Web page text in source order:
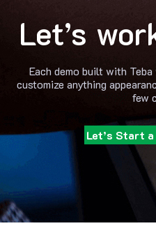
Let’s Start
Let’s
Each demo built with
customize anything
few